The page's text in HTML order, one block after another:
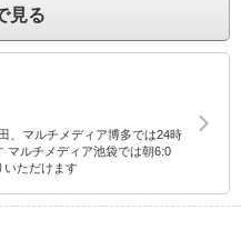
見る
、マルチメディア博多では24時
マルチメディア池袋では朝6:0
いただけます